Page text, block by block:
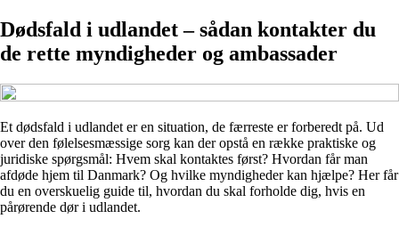
Dødsfald i udlandet – sådan kontakter du
de rette myndigheder og ambassader
Et dødsfald i udlandet er en situation, de færreste er forberedt på. Ud
over den følelsesmæssige sorg kan der opstå en række praktiske og
juridiske spørgsmål: Hvem skal kontaktes først? Hvordan får man
afdøde hjem til Danmark? Og hvilke myndigheder kan hjælpe? Her får
du en overskuelig guide til, hvordan du skal forholde dig, hvis en
pårørende dør i udlandet.